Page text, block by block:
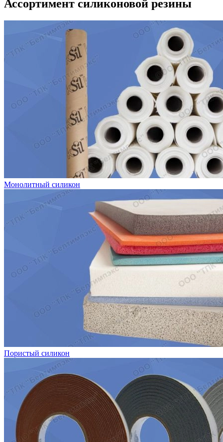
Ассортимент силиконовой резины
Монолитный силикон
Пористый силикон